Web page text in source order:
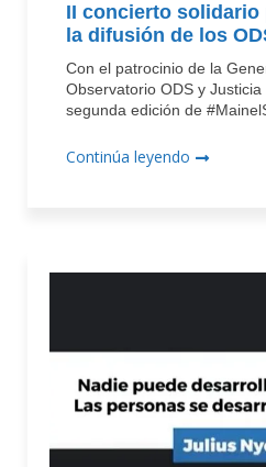
II concierto solidario
la difusión de los
Con el patrocinio de la
Observatorio ODS y
segunda edición de
Continúa leyendo